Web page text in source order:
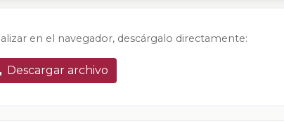
en el navegador, descárgalo directamente:
Descargar archivo